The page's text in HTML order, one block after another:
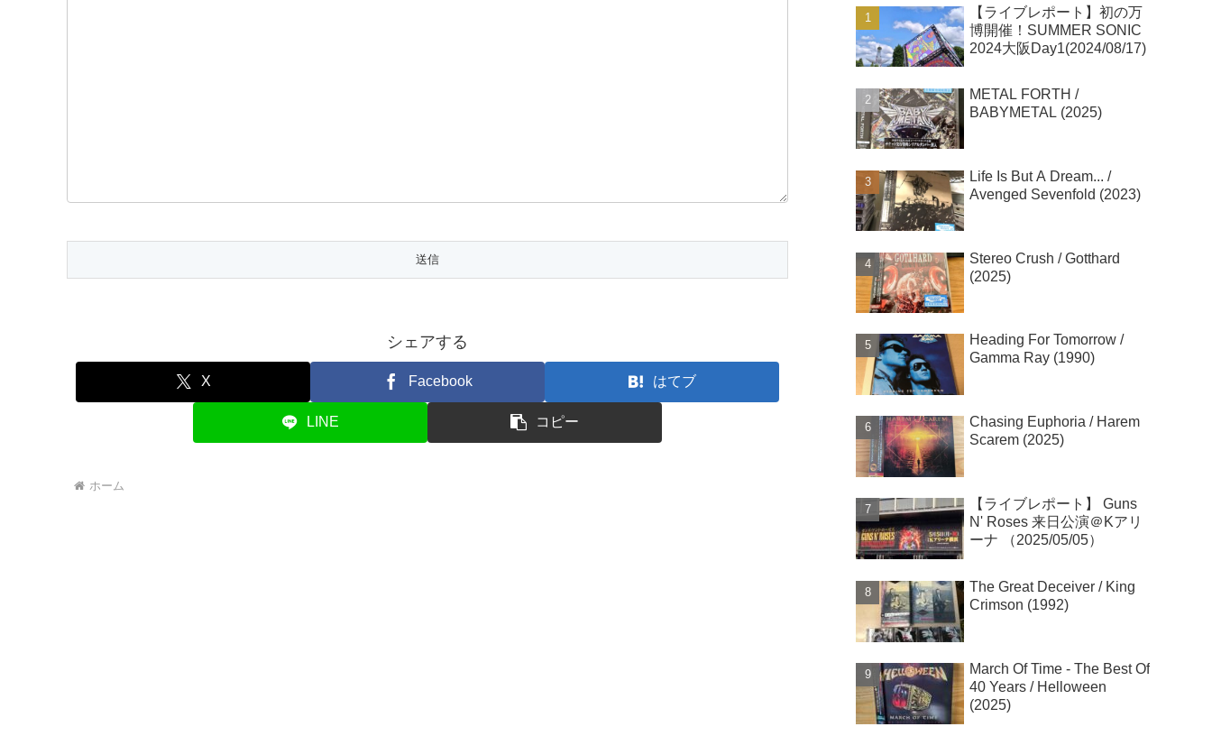
シェアする
X Facebook はてブ
LINE コピー
ホーム
【ライブレポート】初の万
博開催！SUMMER SONIC
2024大阪Day1(2024/08/17)
METAL FORTH /
BABYMETAL (2025)
Life Is But A Dream... /
Avenged Sevenfold (2023)
Stereo Crush / Gotthard
(2025)
Heading For Tomorrow /
Gamma Ray (1990)
Chasing Euphoria / Harem
Scarem (2025)
【ライブレポート】 Guns
N' Roses 来日公演＠Kアリ
ーナ （2025/05/05）
The Great Deceiver / King
Crimson (1992)
March Of Time - The Best Of
40 Years / Helloween
(2025)